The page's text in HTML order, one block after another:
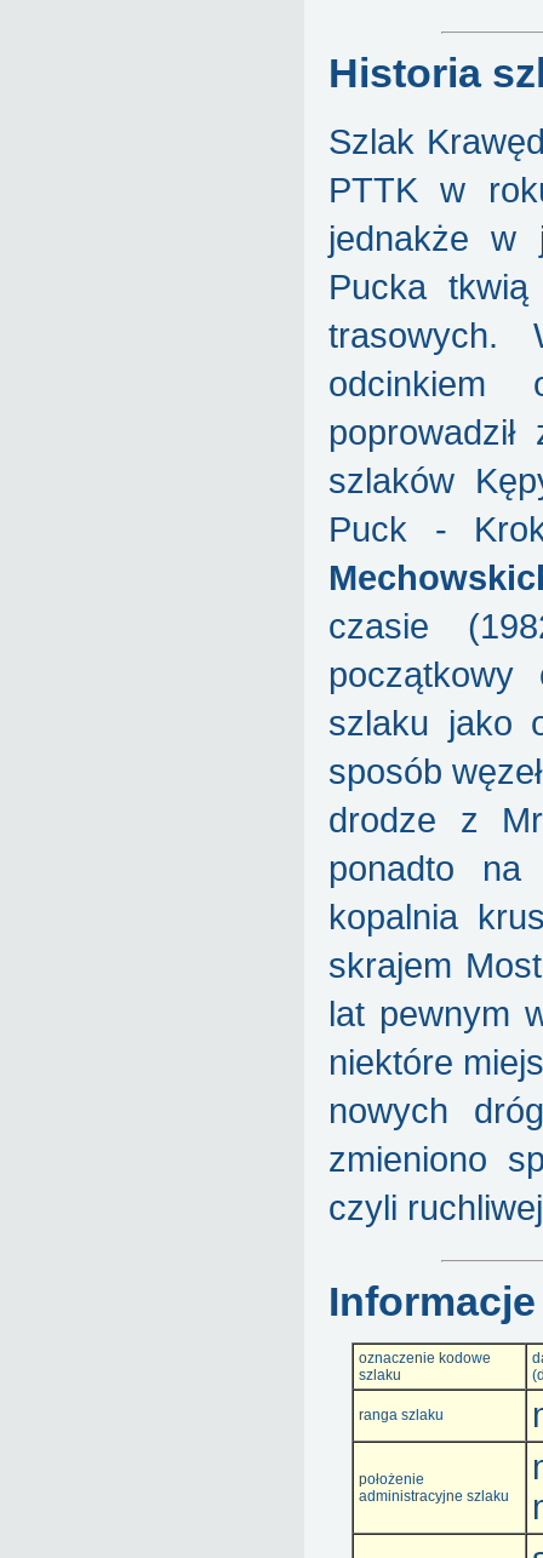
Historia
Szlak
PTTK w
jednakże w
Pucka
trasowych.
odcinkiem
szlaków
Puck -
czasie
szlaku jako
sposób
drodze z
ponadto na
kopalnia
skrajem
lat pewnym
niektóre
nowych
zmieniono
czyli
oznaczenie kodowe
szlaku
ranga szlaku
położenie
administracyjne szlaku